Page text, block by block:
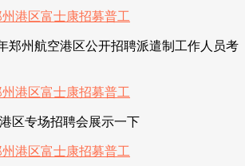
郑州航空港区公开招聘派遣制工作人员考
区专场招聘会展示一下